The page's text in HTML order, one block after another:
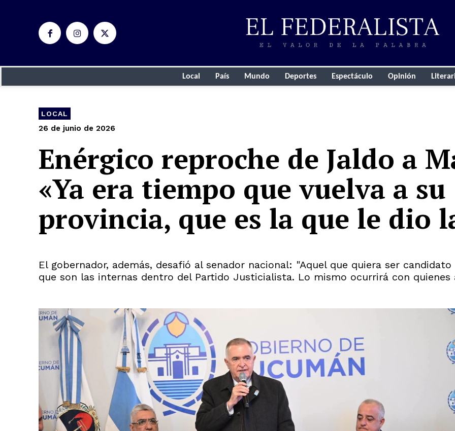
Local País Mundo Deportes Espectáculo Opinión
LOCAL
26 de junio de 2026
Enérgico reproche de Jaldo a
«Ya era tiempo que vuelva a su
provincia, que es la que le dio
El gobernador, además, desafió al senador nacional: "Aquel que quiera ser
que son las internas dentro del Partido Justicialista. Lo mismo ocurrirá con quienes